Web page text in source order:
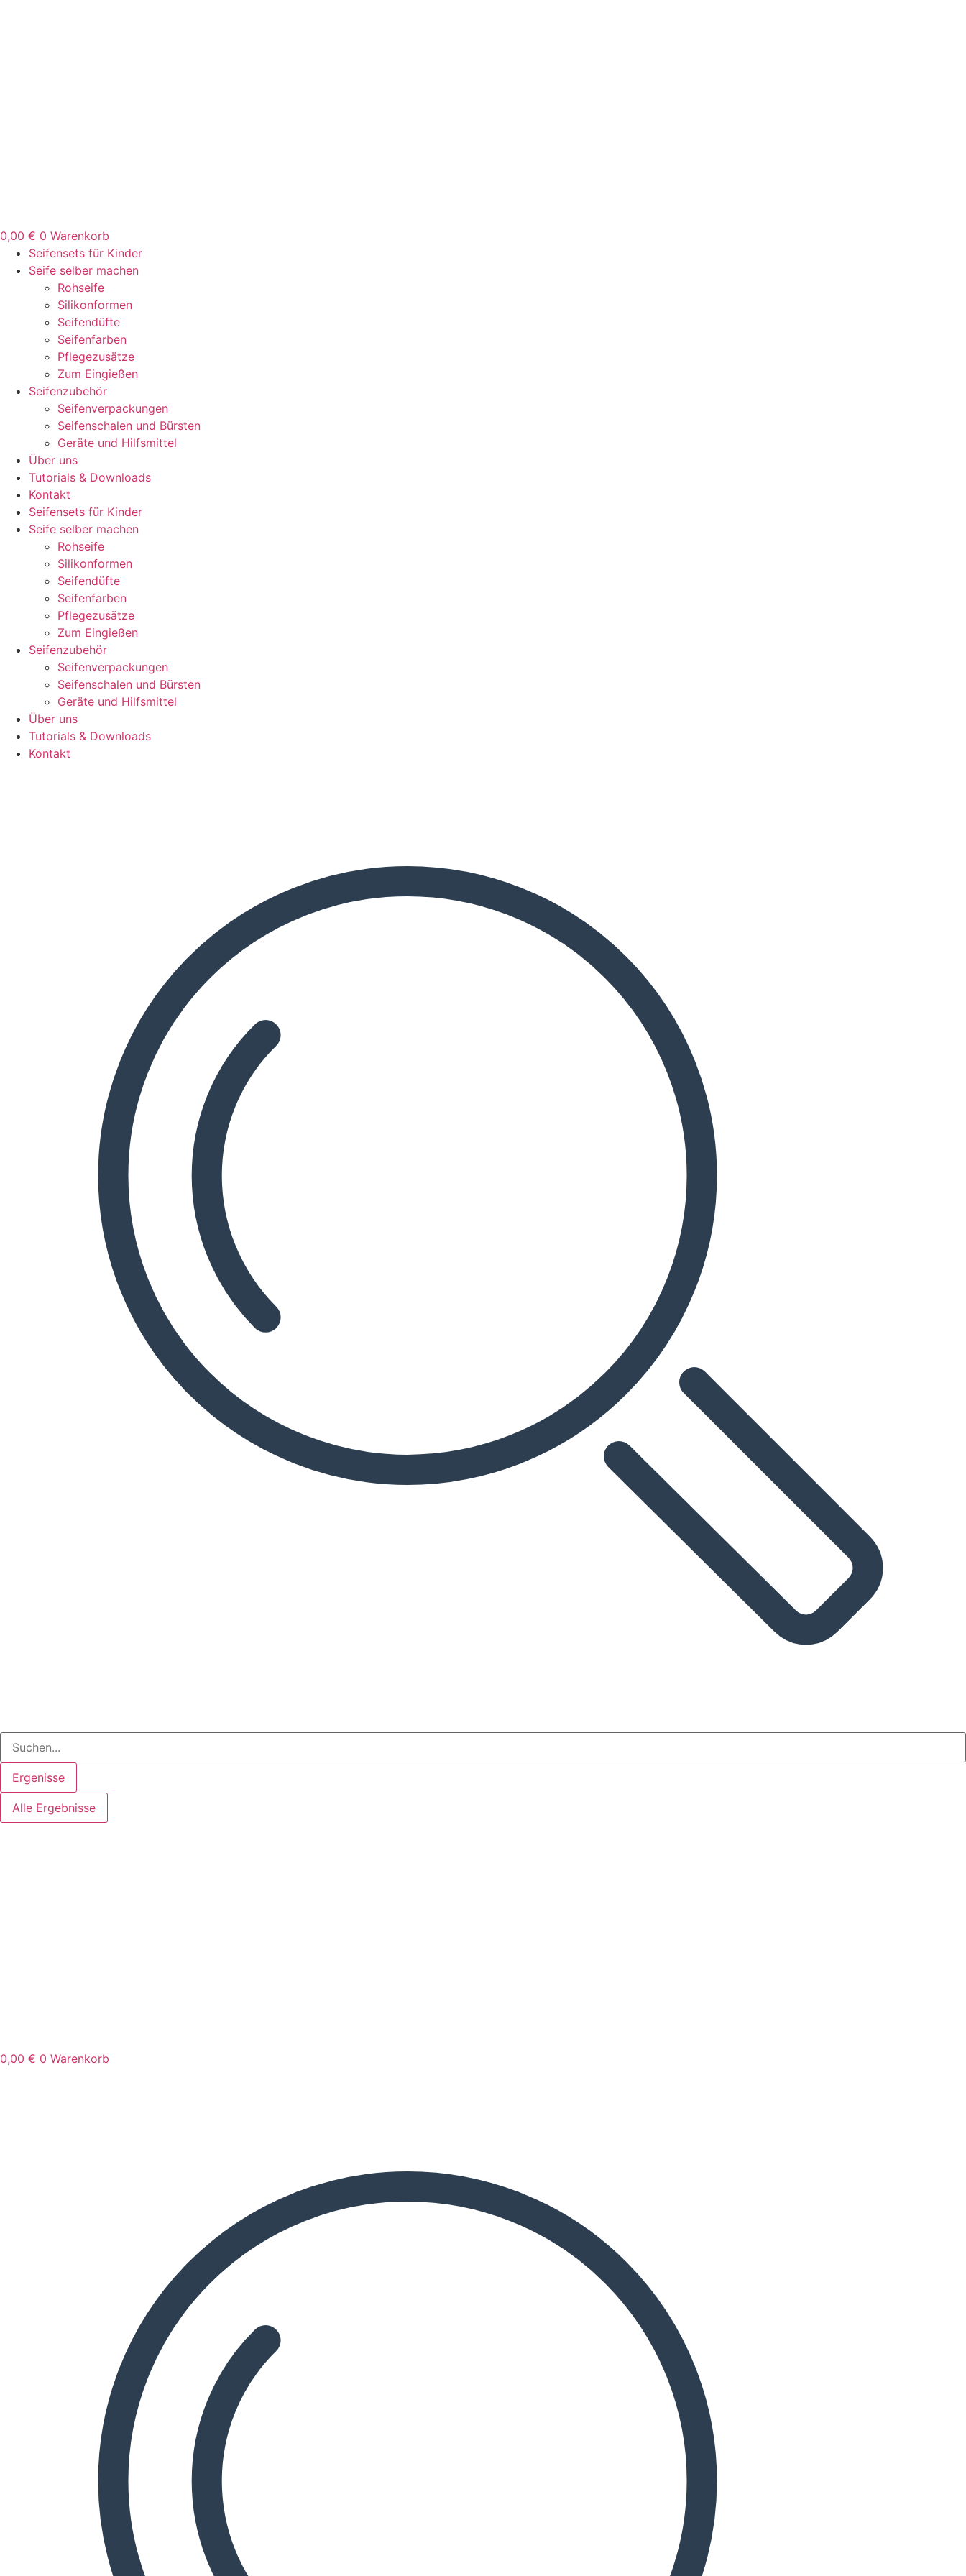
0,00 € 0 Warenkorb
Seifensets für Kinder
Seife selber machen
Rohseife
Silikonformen
Seifendüfte
Seifenfarben
Pflegezusätze
Zum Eingießen
Seifenzubehör
Seifenverpackungen
Seifenschalen und Bürsten
Geräte und Hilfsmittel
Über uns
Tutorials & Downloads
Kontakt
Seifensets für Kinder
Seife selber machen
Rohseife
Silikonformen
Seifendüfte
Seifenfarben
Pflegezusätze
Zum Eingießen
Seifenzubehör
Seifenverpackungen
Seifenschalen und Bürsten
Geräte und Hilfsmittel
Über uns
Tutorials & Downloads
Kontakt
Ergenisse
Alle Ergebnisse
0,00 € 0 Warenkorb